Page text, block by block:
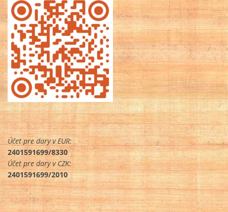
Účet pre dary v EUR:
2401591699/8330
Účet pre dary v CZK:
2401591699/2010